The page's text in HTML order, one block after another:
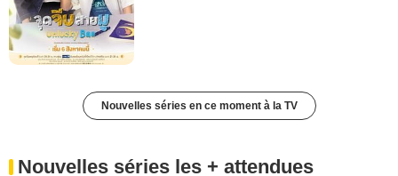
Nouvelles séries en ce moment à la TV
Nouvelles séries les + attendues